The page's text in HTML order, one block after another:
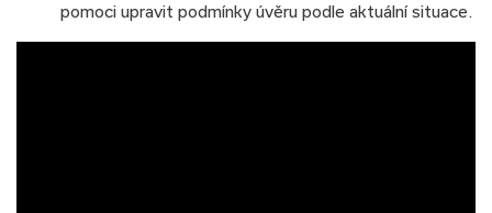
pomoci upravit podmínky úvěru podle aktuální situace.